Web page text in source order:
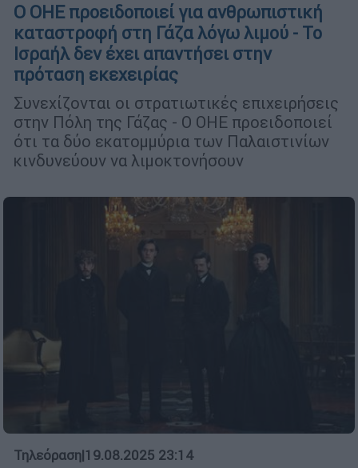
Ο ΟΗΕ προειδοποιεί για ανθρωπιστική
καταστροφή στη Γάζα λόγω λιμού - Το
Ισραήλ δεν έχει απαντήσει στην
πρόταση εκεχειρίας
Συνεχίζονται οι στρατιωτικές επιχειρήσεις
στην Πόλη της Γάζας - Ο ΟΗΕ προειδοποιεί
ότι τα δύο εκατομμύρια των Παλαιστινίων
κινδυνεύουν να λιμοκτονήσουν
Τηλεόραση|19.08.2025 23:14